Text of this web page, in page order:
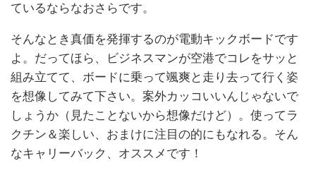
ているならなおさらです。
そんなとき真価を発揮するのが電動キックボードです
よ。だってほら、ビジネスマンが空港でコレをサッと
組み立てて、ボードに乗って颯爽と走り去って行く姿
を想像してみて下さい。案外カッコいいんじゃないで
しょうか（見たことないから想像だけど）。使ってラ
クチン＆楽しい、おまけに注目の的にもなれる。そん
なキャリーバック、オススメです！